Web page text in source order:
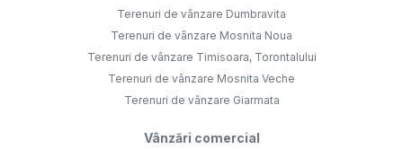
Terenuri de vânzare Dumbravita
Terenuri de vânzare Mosnita Noua
Terenuri de vânzare Timisoara, Torontalului
Terenuri de vânzare Mosnita Veche
Terenuri de vânzare Giarmata
Vânzări comercial